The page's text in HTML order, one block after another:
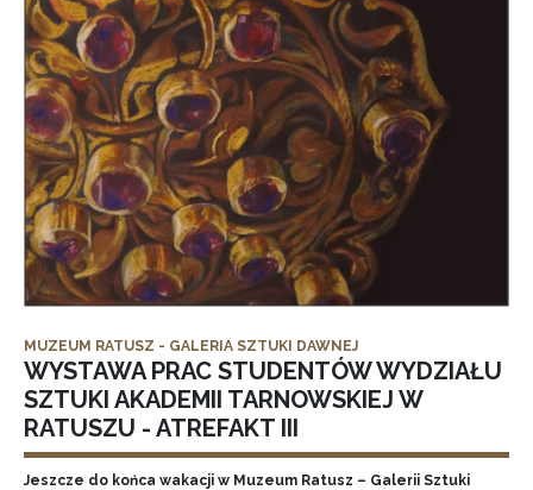
MUZEUM RATUSZ - GALERIA SZTUKI DAWNEJ
WYSTAWA PRAC STUDENTÓW WYDZIAŁU
SZTUKI AKADEMII TARNOWSKIEJ W
RATUSZU - ATREFAKT III
Jeszcze do końca wakacji w Muzeum Ratusz – Galerii Sztuki